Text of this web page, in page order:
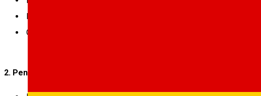
Depunerea cererilor și achitarea taxei de ocupare a domeniului
Comercializarea pe domeniul public a acestor produse va fi
2. Pentru Crăciun: